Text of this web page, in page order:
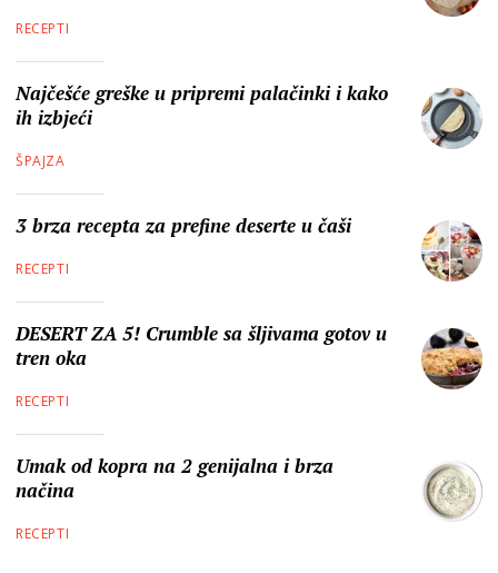
RECEPTI
Najčešće greške u pripremi palačinki i kako
ih izbjeći
ŠPAJZA
3 brza recepta za prefine deserte u čaši
RECEPTI
DESERT ZA 5! Crumble sa šljivama gotov u
tren oka
RECEPTI
Umak od kopra na 2 genijalna i brza
načina
RECEPTI